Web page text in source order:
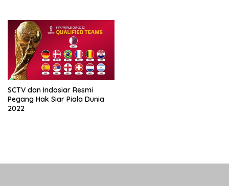
SCTV dan Indosiar Resmi
Pegang Hak Siar Piala Dunia
2022